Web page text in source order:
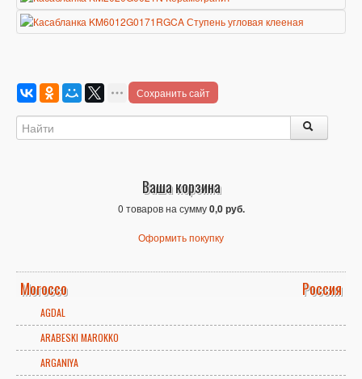
Сохранить сайт
Ваша корзина
0 товаров на сумму0,0 руб.
Оформить покупку
Morocco Россия
AGDAL
ARABESKI MAROKKO
ARGANIYA